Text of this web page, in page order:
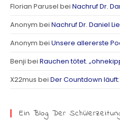
a
m
Florian Parusel bei Nachruf Dr.
Anonym bei Nachruf Dr. Daniel
Anonym bei Unsere allererste
Benji bei Rauchen tötet.
X22mus bei Der Countdown
Ein Blog Der